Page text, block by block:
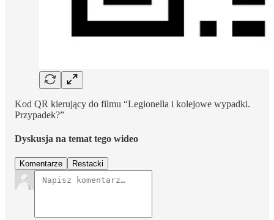
Kod QR kierujący do filmu “Legionella i kolejowe wypadki.
Przypadek?”
Dyskusja na temat tego wideo
Komentarze Restacki